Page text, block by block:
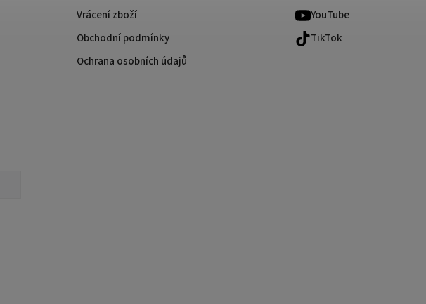
Vrácení zboží
Obchodní podmínky
Ochrana osobních údajů
YouTube
TikTok